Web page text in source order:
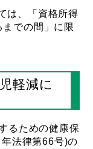
は、「資格所得
での間」に限
軽減に
るための健康保
法律第66号)の